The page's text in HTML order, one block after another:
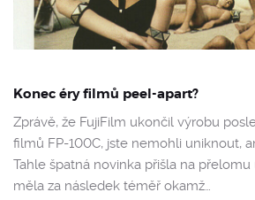
Konec éry filmů peel-apart?
Zprávě, že FujiFilm ukončil výrobu
filmů FP-100C, jste nemohli uniknout,
Tahle špatná novinka přišla na přelomu
měla za následek téměř okamž…